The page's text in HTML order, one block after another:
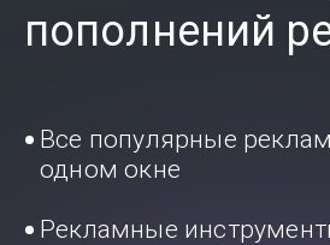
пополнений
Все популярные
одном окне
Рекламные